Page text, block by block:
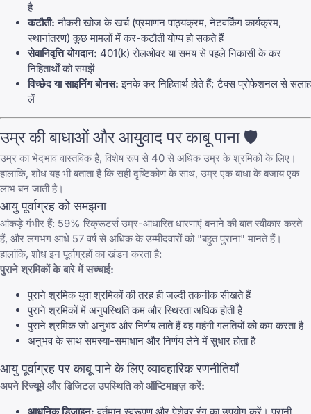
है
कटौती: नौकरी खोज के खर्च (प्रमाणन पाठ्यक्रम, नेटवर्किंग कार्यक्रम,
स्थानांतरण) कुछ मामलों में कर-कटौती योग्य हो सकते हैं
सेवानिवृत्ति योगदान: 401(k) रोलओवर या समय से पहले निकासी के कर
निहितार्थों को समझें
विच्छेद या साइनिंग बोनस: इनके कर निहितार्थ होते हैं; टैक्स प्रोफेशनल से सलाह
लें
उम्र की बाधाओं और आयुवाद पर काबू पाना 🛡️
उम्र का भेदभाव वास्तविक है, विशेष रूप से 40 से अधिक उम्र के श्रमिकों के लिए।
हालांकि, शोध यह भी बताता है कि सही दृष्टिकोण के साथ, उम्र एक बाधा के बजाय एक
लाभ बन जाती है।
आयु पूर्वाग्रह को समझना
आंकड़े गंभीर हैं: 59% रिक्रूटर्स उम्र-आधारित धारणाएं बनाने की बात स्वीकार करते
हैं, और लगभग आधे 57 वर्ष से अधिक के उम्मीदवारों को "बहुत पुराना" मानते हैं।
हालांकि, शोध इन पूर्वाग्रहों का खंडन करता है:
पुराने श्रमिकों के बारे में सच्चाई:
पुराने श्रमिक युवा श्रमिकों की तरह ही जल्दी तकनीक सीखते हैं
पुराने श्रमिकों में अनुपस्थिति कम और स्थिरता अधिक होती है
पुराने श्रमिक जो अनुभव और निर्णय लाते हैं वह महंगी गलतियों को कम करता है
अनुभव के साथ समस्या-समाधान और निर्णय लेने में सुधार होता है
आयु पूर्वाग्रह पर काबू पाने के लिए व्यावहारिक रणनीतियाँ
अपने रिज्यूमे और डिजिटल उपस्थिति को ऑप्टिमाइज़ करें:
आधुनिक डिजाइन: वर्तमान स्वरूपण और पेशेवर रंग का उपयोग करें। पुरानी